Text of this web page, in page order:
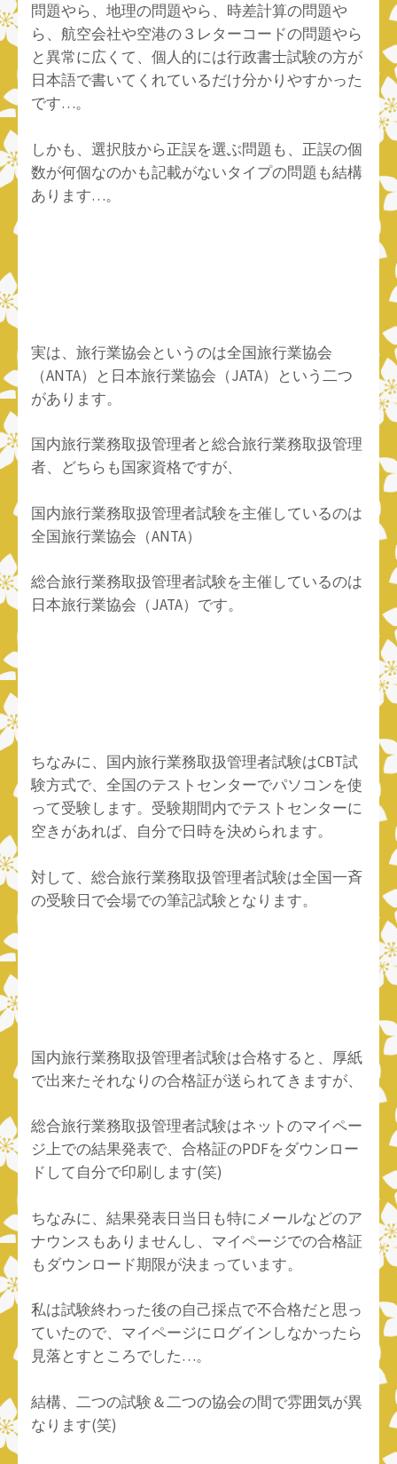
問題やら、地理の問題やら、時差計算の問題や
ら、航空会社や空港の３レターコードの問題やら
と異常に広くて、個人的には行政書士試験の方が
日本語で書いてくれているだけ分かりやすかった
です…。
しかも、選択肢から正誤を選ぶ問題も、正誤の個
数が何個なのかも記載がないタイプの問題も結構
あります…。
実は、旅行業協会というのは全国旅行業協会
（ANTA）と日本旅行業協会（JATA）という二つ
があります。
国内旅行業務取扱管理者と総合旅行業務取扱管理
者、どちらも国家資格ですが、
国内旅行業務取扱管理者試験を主催しているのは
全国旅行業協会（ANTA）
総合旅行業務取扱管理者試験を主催しているのは
日本旅行業協会（JATA）です。
ちなみに、国内旅行業務取扱管理者試験はCBT試
験方式で、全国のテストセンターでパソコンを使
って受験します。受験期間内でテストセンターに
空きがあれば、自分で日時を決められます。
対して、総合旅行業務取扱管理者試験は全国一斉
の受験日で会場での筆記試験となります。
国内旅行業務取扱管理者試験は合格すると、厚紙
で出来たそれなりの合格証が送られてきますが、
総合旅行業務取扱管理者試験はネットのマイペー
ジ上での結果発表で、合格証のPDFをダウンロー
ドして自分で印刷します(笑)
ちなみに、結果発表日当日も特にメールなどのア
ナウンスもありませんし、マイページでの合格証
もダウンロード期限が決まっています。
私は試験終わった後の自己採点で不合格だと思っ
ていたので、マイページにログインしなかったら
見落とすところでした…。
結構、二つの試験＆二つの協会の間で雰囲気が異
なります(笑)